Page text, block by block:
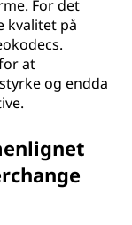
For det
kvalitet på
at
og endda